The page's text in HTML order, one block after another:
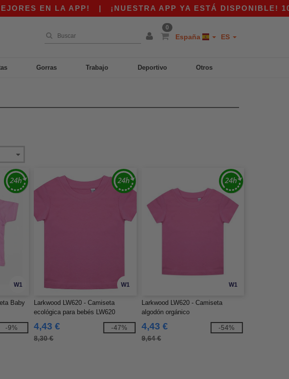
EN LA APP!| ¡NUESTRA APP YA ESTÁ DISPONIBLE! 10
0
España ES
Gorras Trabajo Deportivo Otros
W1
Baby
-9%
W1
Larkwood LW620 - Camiseta
ecológica para bebés LW620
4,43 €
8,30 €
-47%
W1
Larkwood LW620 - Camiseta
algodón orgánico
4,43 €
9,64 €
-54%